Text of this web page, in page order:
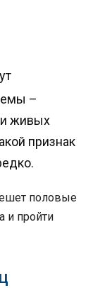
–
живых
признак
половые
и пройти